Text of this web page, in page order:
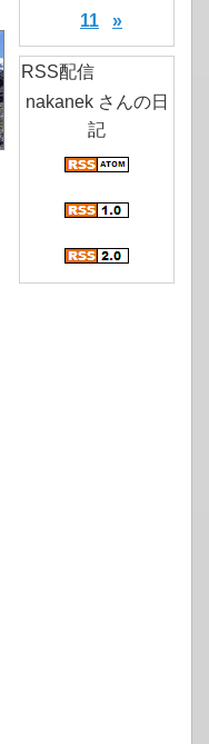
11 »
RSS配信
nakanek さんの日
記